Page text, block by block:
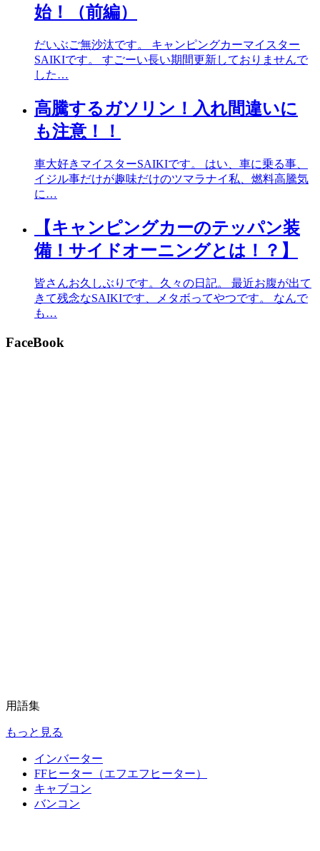
始！（前編）
だいぶご無沙汰です。 キャンピングカーマイスター
SAIKIです。 すごーい長い期間更新しておりませんで
した…
高騰するガソリン！入れ間違いに
も注意！！
車大好きマイスターSAIKIです。 はい、車に乗る事、
イジル事だけが趣味だけのツマラナイ私、燃料高騰気
に…
【キャンピングカーのテッパン装
備！サイドオーニングとは！？】
皆さんお久しぶりです。久々の日記。 最近お腹が出て
きて残念なSAIKIです、メタボってやつです。 なんで
も…
FaceBook
用語集
もっと見る
インバーター
FFヒーター（エフエフヒーター）
キャブコン
バンコン